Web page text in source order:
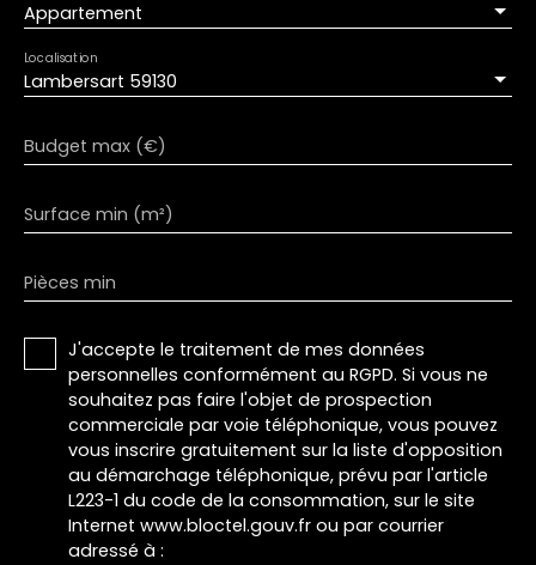
Appartement
Lambersart 59130
Localisation
Budget max (€)
Surface min (m²)
Pièces min
J'accepte le traitement de mes données
personnelles conformément au RGPD. Si vous ne
souhaitez pas faire l'objet de prospection
commerciale par voie téléphonique, vous pouvez
vous inscrire gratuitement sur la liste d'opposition
au démarchage téléphonique, prévu par l'article
L223-1 du code de la consommation, sur le site
Internet www.bloctel.gouv.fr ou par courrier
adressé à :